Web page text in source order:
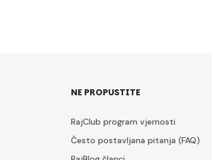
NE PROPUSTITE
RajClub program vjernosti
Često postavljana pitanja (FAQ)